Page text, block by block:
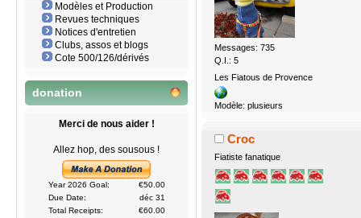
Modèles et Production
Revues techniques
Notices d'entretien
Clubs, assos et blogs
Cote 500/126/dérivés
donation
Merci de nous aider !
Allez hop, des sousous !
Year 2026 Goal:
€50.00
Due Date:
déc 31
Total Receipts:
€60.00
Messages: 735
Q.I.: 5
Les Fiatous de Provence
Modèle: plusieurs
Croc
Fiatiste fanatique